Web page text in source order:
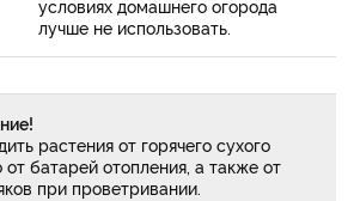
условиях домашнего огорода
лучше не использовать.
растения от горячего сухого
от батарей отопления, а также от
при проветривании.